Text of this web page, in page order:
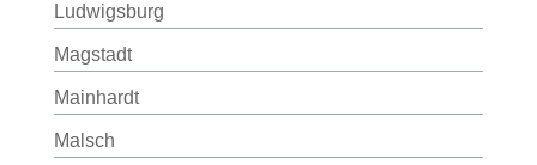
Ludwigsburg
Magstadt
Mainhardt
Malsch